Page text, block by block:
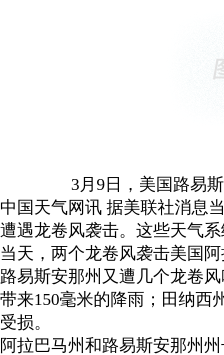
3月9日，美国路易
中国天气网讯 据美联社消息
遭遇龙卷风袭击。这些天气
当天，两个龙卷风袭击美国
路易斯安那州又遭几个龙卷
带来150毫米的降雨；田纳西
受损。
阿拉巴马州和路易斯安那州